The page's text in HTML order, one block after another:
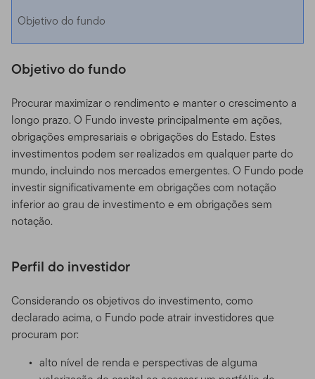
Objetivo do fundo
Objetivo do fundo
Procurar maximizar o rendimento e manter o crescimento a
longo prazo. O Fundo investe principalmente em ações,
obrigações empresariais e obrigações do Estado. Estes
investimentos podem ser realizados em qualquer parte do
mundo, incluindo nos mercados emergentes. O Fundo pode
investir significativamente em obrigações com notação
inferior ao grau de investimento e em obrigações sem
notação.
Perfil do investidor
Considerando os objetivos do investimento, como
declarado acima, o Fundo pode atrair investidores que
procuram por:
alto nível de renda e perspectivas de alguma